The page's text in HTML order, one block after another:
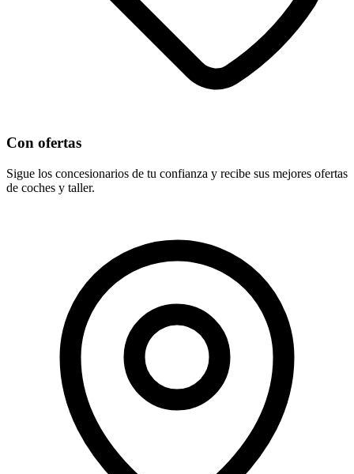
Con ofertas
Sigue los concesionarios de tu confianza y recibe sus mejores ofertas
de coches y taller.